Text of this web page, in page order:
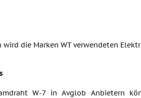
wird die Marken WT verwendeten
W-7 in Avglob Anbietern